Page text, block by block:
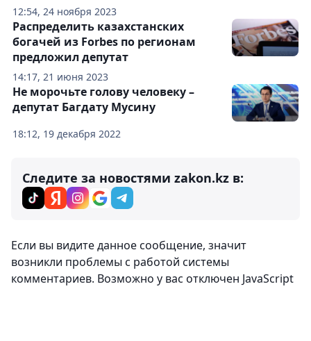
12:54, 24 ноября 2023
14:17, 21 июня 2023
Распределить казахстанских
богачей из Forbes по регионам
предложил депутат
18:12, 19 декабря 2022
Не морочьте голову человеку –
депутат Багдату Мусину
Следите за новостями zakon.kz в:
Если вы видите данное сообщение, значит
возникли проблемы с работой системы
комментариев. Возможно у вас отключен JavaScript